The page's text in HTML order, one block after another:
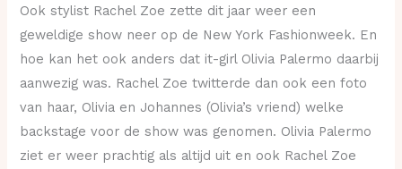
Ook stylist Rachel Zoe zette dit jaar weer een
geweldige show neer op de New York Fashionweek. En
hoe kan het ook anders dat it-girl Olivia Palermo daarbij
aanwezig was. Rachel Zoe twitterde dan ook een foto
van haar, Olivia en Johannes (Olivia’s vriend) welke
backstage voor de show was genomen. Olivia Palermo
ziet er weer prachtig als altijd uit en ook Rachel Zoe